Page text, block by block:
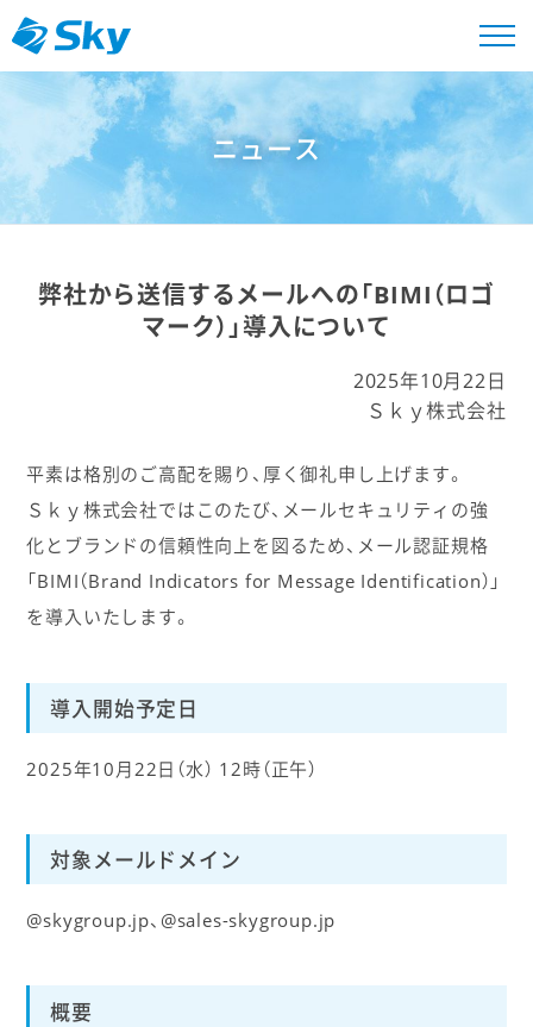
ニュース
弊社から送信するメールへの「BIMI（ロゴ
マーク）」導入について
2025年10月22日
Ｓｋｙ株式会社
平素は格別のご高配を賜り、厚く御礼申し上げます。
Ｓｋｙ株式会社ではこのたび、メールセキュリティの強
化とブランドの信頼性向上を図るため、メール認証規格
「BIMI（Brand Indicators for Message Identification）」
を導入いたします。
導入開始予定日
2025年10月22日（水） 12時（正午）
対象メールドメイン
@skygroup.jp、@sales-skygroup.jp
概要